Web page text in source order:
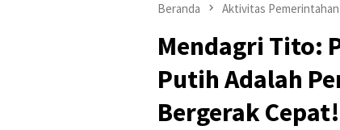
Beranda Aktivitas Pemerintahan
Mendagri Tito:
Putih Adalah
Bergerak Cepat!